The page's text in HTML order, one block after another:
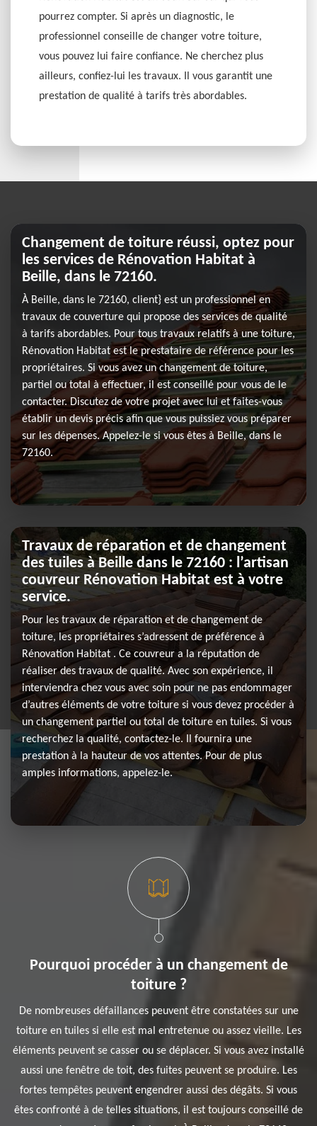
pourrez compter. Si après un diagnostic, le
professionnel conseille de changer votre toiture,
vous pouvez lui faire confiance. Ne cherchez plus
ailleurs, confiez-lui les travaux. Il vous garantit une
prestation de qualité à tarifs très abordables.
Changement de toiture réussi, optez pour
les services de Rénovation Habitat à
Beille, dans le 72160.
À Beille, dans le 72160, client} est un professionnel en
travaux de couverture qui propose des services de qualité
à tarifs abordables. Pour tous travaux relatifs à une toiture,
Rénovation Habitat est le prestataire de référence pour les
propriétaires. Si vous avez un changement de toiture,
partiel ou total à effectuer, il est conseillé pour vous de le
contacter. Discutez de votre projet avec lui et faites-vous
établir un devis précis afin que vous puissiez vous préparer
sur les dépenses. Appelez-le si vous êtes à Beille, dans le
72160.
Travaux de réparation et de changement
des tuiles à Beille dans le 72160 : l’artisan
couvreur Rénovation Habitat est à votre
service.
Pour les travaux de réparation et de changement de
toiture, les propriétaires s’adressent de préférence à
Rénovation Habitat . Ce couvreur a la réputation de
réaliser des travaux de qualité. Avec son expérience, il
interviendra chez vous avec soin pour ne pas endommager
d’autres éléments de votre toiture si vous devez procéder à
un changement partiel ou total de toiture en tuiles. Si vous
recherchez la qualité, contactez-le. Il fournira une
prestation à la hauteur de vos attentes. Pour de plus
amples informations, appelez-le.
Pourquoi procéder à un changement de
toiture ?
De nombreuses défaillances peuvent être constatées sur une
toiture en tuiles si elle est mal entretenue ou assez vieille. Les
éléments peuvent se casser ou se déplacer. Si vous avez installé
aussi une fenêtre de toit, des fuites peuvent se produire. Les
fortes tempêtes peuvent engendrer aussi des dégâts. Si vous
êtes confronté à de telles situations, il est toujours conseillé de